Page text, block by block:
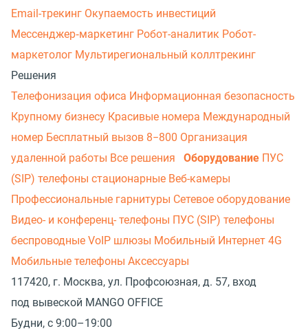
Email-трекинг Окупаемость инвестиций
Мессенджер‑маркетинг Робот-аналитик Робот-
маркетолог Мультирегиональный коллтрекинг
Решения
Телефонизация офиса Информационная безопасность
Крупному бизнесу Красивые номера Международный
номер Бесплатный вызов 8−800 Организация
удаленной работы Все решения Оборудование ПУС
(SIP) телефоны стационарные Веб-камеры
Профессиональные гарнитуры Сетевое оборудование
Видео- и конференц- телефоны ПУС (SIP) телефоны
беспроводные VoIP шлюзы Мобильный Интернет 4G
Мобильные телефоны Аксессуары
117420, г. Москва, ул. Профсоюзная, д. 57, вход
под вывеской MANGO OFFICE
Будни, с 9:00–19:00